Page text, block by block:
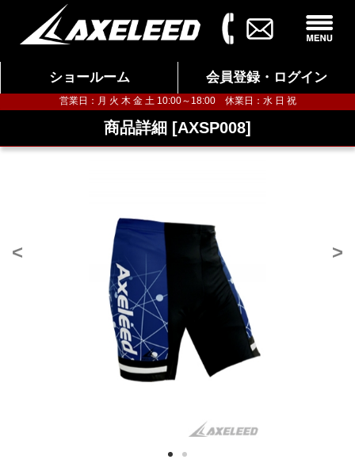
ショールーム
東京ショールーム
大阪ショールーム
福岡ショールーム
会員登録・ログイン
営業日：月 火 木 金 土 10:00～18:00 休業日：水 日 祝
商品詳細 [AXSP008]
< >